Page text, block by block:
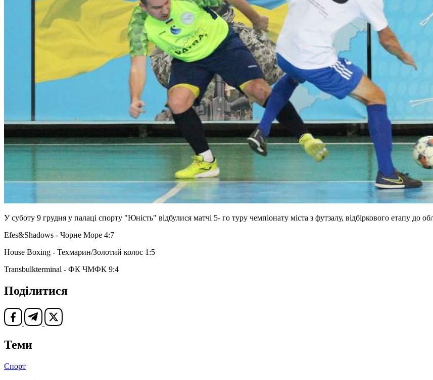
У суботу 9 грудня у палаці спорту "Юність" відбулися матчі 5- го туру чемпіонату міста з футзалу, відбіркового етапу до
Efes&Shadows - Чорне Море 4:7
House Boxing - Техмарин/Золотий колос 1:5
Transbulkterminal - ФК ЧМФК 9:4
Поділитися
Теми
Спорт